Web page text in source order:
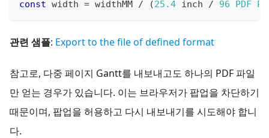
const width = widthMM / (25.4 inch / 96 PDF
관련 샘플: Export to the file of defined format
참고로, 다중 페이지 Gantt를 내보내고도 하나의 PDF 파일
만 얻는 경우가 있습니다. 이는 브라우저가 팝업을 차단하기
때문이며, 팝업을 허용하고 다시 내보내기를 시도해야 합니
다.